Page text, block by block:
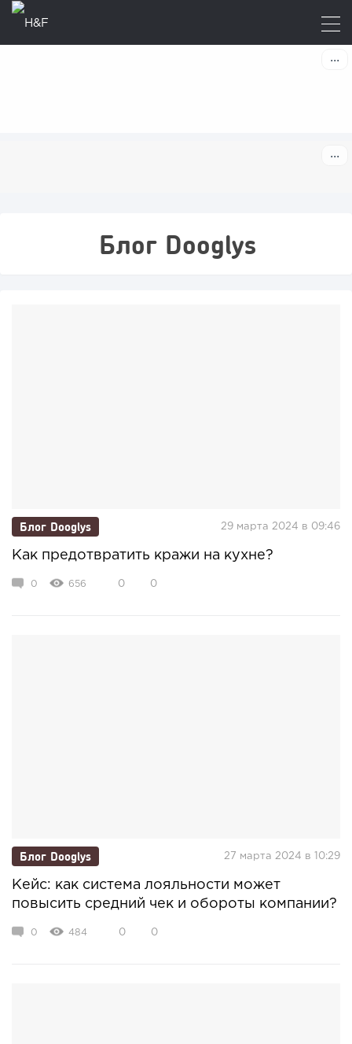
Блог Dooglys
Блог Dooglys 29 марта 2024 в 09:46
Как предотвратить кражи на кухне?
0 656 0 0
Блог Dooglys 27 марта 2024 в 10:29
Кейс: как система лояльности может
повысить средний чек и обороты компании?
0 484 0 0